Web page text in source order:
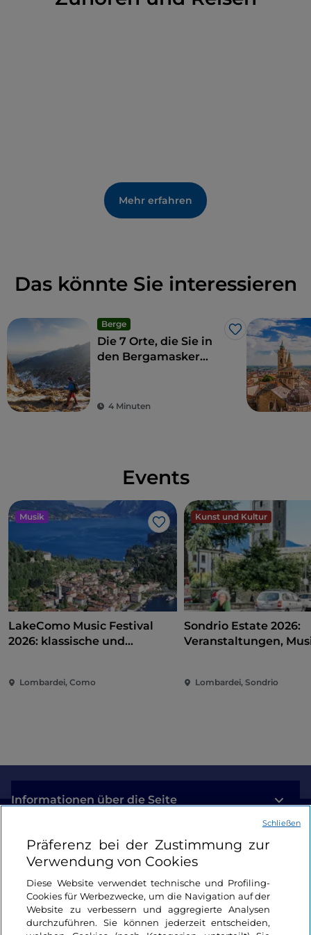
Mehr erfahren
Das könnte Sie interessieren
Berge
Like
Die 7 Orte, die Sie in
den Bergamasker
4 Minuten
Events
Musik
Like
LakeComo Music Festival
2026: klassische und
am Comer See
Lombardei, Como
Kunst und Kultur
Sondrio Estate 2026:
Veranstaltungen,
Lombardei, Sondrio
Informationen über die Seite
Nützliche Links
Login
Bleiben wir in Kontakt
Präferenz bei der Zustimmung zur
Verwendung von Cookies
Diese Website verwendet technische und Profiling-
Cookies für Werbezwecke, um die Navigation auf der
Website zu verbessern und aggregierte Analysen
durchzuführen. Sie können jederzeit entscheiden,
Schließen